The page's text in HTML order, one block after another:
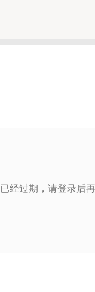
经过期，请登录后